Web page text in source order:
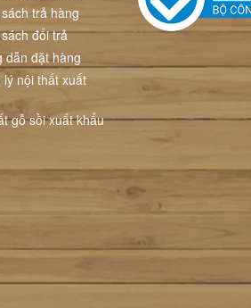
trả hàng
đổi trả
dẫn đặt hàng
lý nội thất xuất
gỗ sồi xuất khẩu